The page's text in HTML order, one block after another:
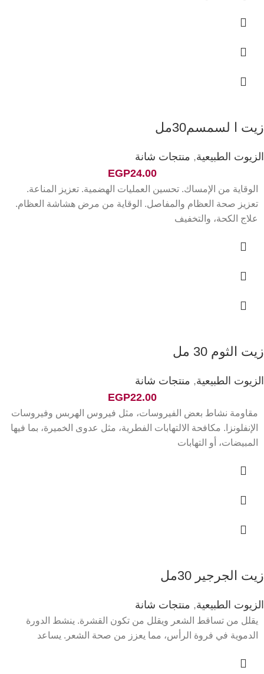
زيت ا لسمسم30مل
الزيوت الطبيعية, منتجات شانة
EGP24.00
الوقاية من الإمساك. تحسين العمليات الهضمية. تعزيز المناعة.
تعزيز صحة العظام والمفاصل. الوقاية من مرض هشاشة العظام.
علاج الكحة، والتخفيف
زيت الثوم 30 مل
الزيوت الطبيعية, منتجات شانة
EGP22.00
مقاومة نشاط بعض الفيروسات، مثل فيروس الهربس وفيروسات
الإنفلونزا. مكافحة الالتهابات الفطرية، مثل عدوى الخميرة، بما فيها
المبيضات، أو التهابات
زيت الجرجير 30مل
الزيوت الطبيعية, منتجات شانة
يقلل من تساقط الشعر ويقلل من تكون القشرة. ينشط الدورة
الدموية في فروة الرأس، مما يعزز من صحة الشعر. يساعد